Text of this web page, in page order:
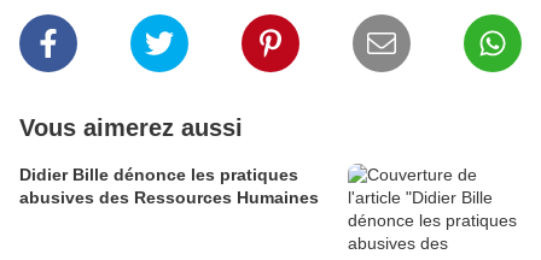
Vous aimerez aussi
Didier Bille dénonce les pratiques
abusives des Ressources Humaines